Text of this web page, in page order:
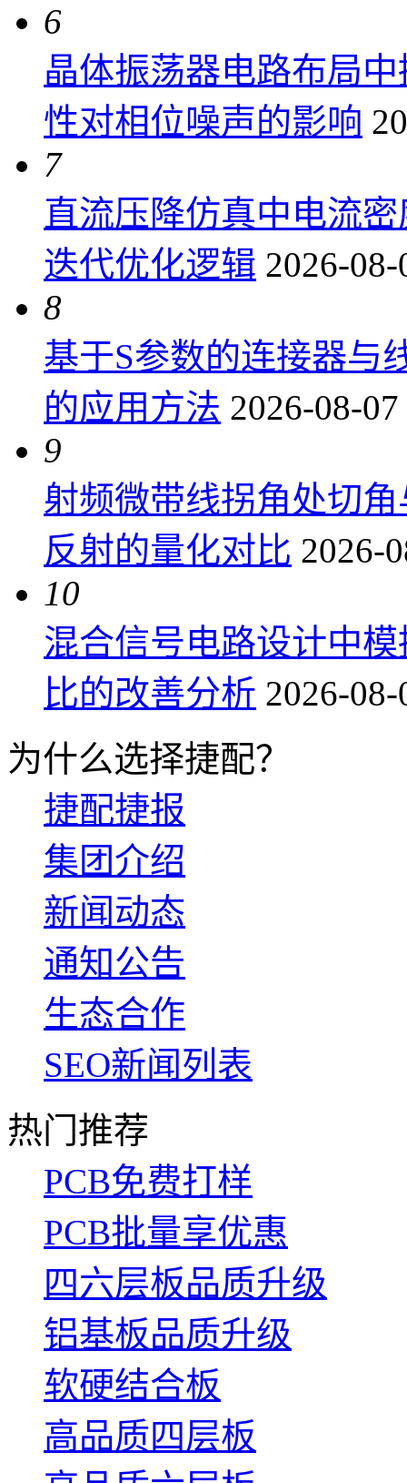
6
晶体振荡器电路布局
性对相位噪声的影响
7
直流压降仿真中电流
迭代优化逻辑 2026-
8
基于S参数的连接器与
的应用方法 2026-08-
9
射频微带线拐角处切
反射的量化对比 2026-
10
混合信号电路设计中
比的改善分析 2026-
为什么选择捷配？
捷配捷报
集团介绍
新闻动态
通知公告
生态合作
SEO新闻列表
热门推荐
PCB免费打样
PCB批量享优惠
四六层板品质升级
铝基板品质升级
软硬结合板
高品质四层板